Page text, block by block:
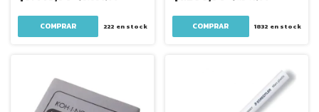
222 en stock 1832 en stock